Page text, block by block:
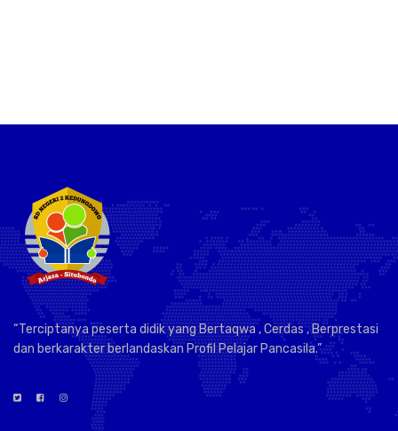
“Terciptanya peserta didik yang Bertaqwa , Cerdas , Berprestasi
dan berkarakter berlandaskan Profil Pelajar Pancasila.”